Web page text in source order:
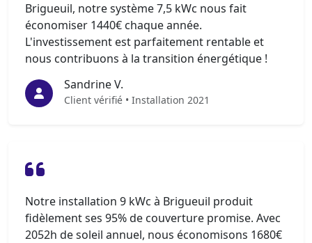
Brigueuil, notre système 7,5 kWc nous fait
économiser 1440€ chaque année.
L'investissement est parfaitement rentable et
nous contribuons à la transition énergétique !
Sandrine V.
Client vérifié • Installation 2021
Notre installation 9 kWc à Brigueuil produit
fidèlement ses 95% de couverture promise. Avec
2052h de soleil annuel, nous économisons 1680€